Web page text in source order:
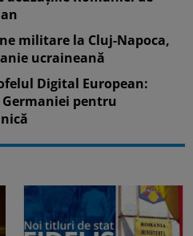
militare la Cluj-Napoca,
ucraineană
Digital European:
pentru